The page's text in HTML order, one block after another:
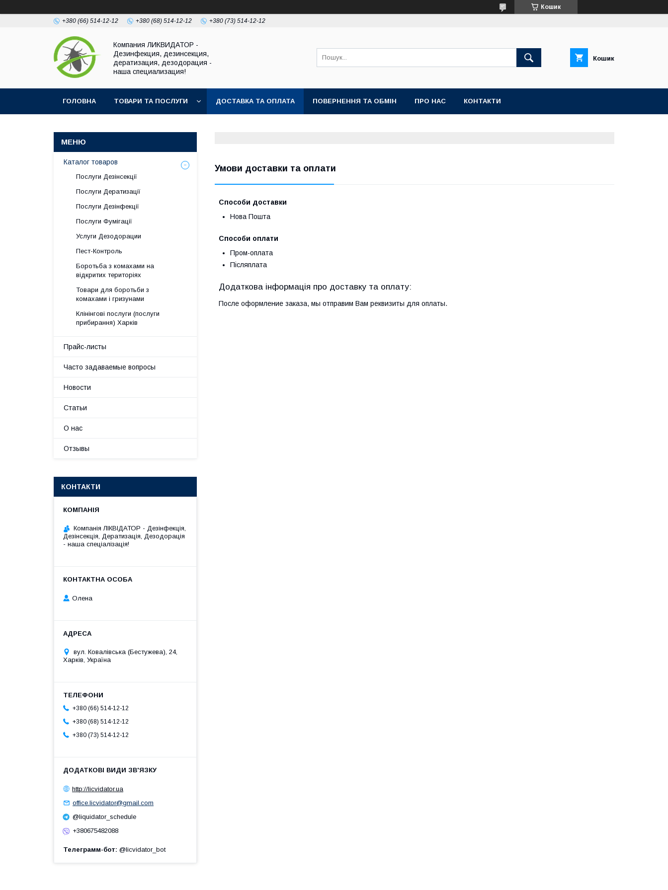
Кошик
+380 (66) 514-12-12 +380 (68) 514-12-12 +380 (73) 514-12-12
Компания ЛИКВИДАТОР -
Дезинфекция, дезинсекция,
дератизация, дезодорация -
наша специализация!
Кошик
ГОЛОВНА ТОВАРИ ТА ПОСЛУГИ ДОСТАВКА ТА ОПЛАТА ПОВЕРНЕННЯ ТА ОБМІН ПРО НАС КОНТАКТИ
Умови доставки та оплати
Способи доставки
Нова Пошта
Способи оплати
Пром-оплата
Післяплата
После оформление заказа, мы отправим Вам реквизиты для оплаты.
Каталог товаров
Послуги Дезінсекції
Послуги Дератизації
Послуги Дезінфекції
Послуги Фумігації
Услуги Дезодорации
Пест-Контроль
Боротьба з комахами на
відкритих територіях
Товари для боротьби з
комахами і гризунами
Клінінгові послуги (послуги
прибирання) Харків
Прайс-листы
Часто задаваемые вопросы
Новости
Статьи
О нас
Отзывы
КОНТАКТИ
Компанія ЛІКВІДАТОР - Дезінфекція,
Дезінсекція, Дератизація, Дезодорація
- наша спеціалізація!
Олена
вул. Ковалівська (Бестужева), 24,
Харків, Україна
+380 (66) 514-12-12
+380 (68) 514-12-12
+380 (73) 514-12-12
http://licvidator.ua
office.licvidator@gmail.com
@liquidator_schedule
+380675482088
Телеграмм-бот @licvidator_bot